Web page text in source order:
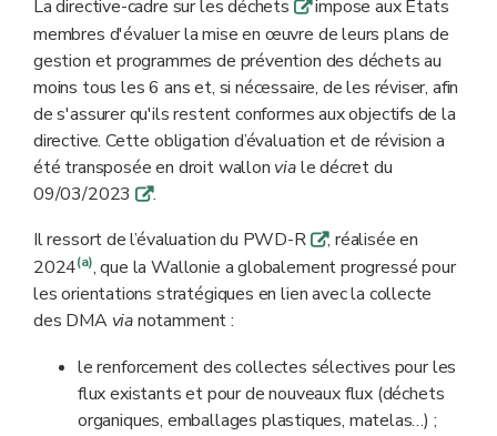
La directive-cadre sur les déchets qimpose aux États
membres d'évaluer la mise en œuvre de leurs plans de
gestion et programmes de prévention des déchets au
moins tous les 6 ans et, si nécessaire, de les réviser, afin
de s'assurer qu'ils restent conformes aux objectifs de la
directive. Cette obligation d’évaluation et de révision a
été transposée en droit wallon viale décret du
09/03/2023q.
Il ressort de l’évaluation du PWD-R q, réalisée en
2024(a), que la Wallonie a globalement progressé pour
les orientations stratégiques en lien avec la collecte
des DMA vianotamment :
le renforcement des collectes sélectives pour les
flux existants et pour de nouveaux flux (déchets
organiques, emballages plastiques, matelas…) ;